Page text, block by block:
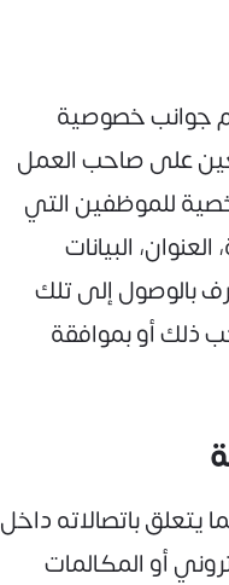
جوانب خصوصية
على صاحب العمل
للموظفين التي
البيانات
بالوصول إلى تلك
ذلك أو بموافقة
باتصالاته داخل
أو المكالمات